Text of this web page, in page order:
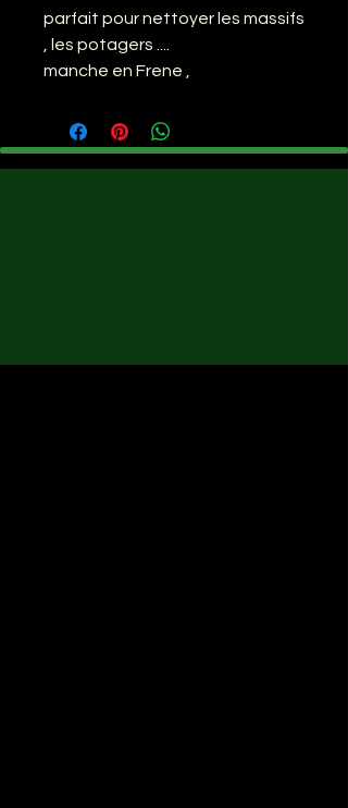
parfait pour nettoyer les massifs
, les potagers ....
manche en Frene ,